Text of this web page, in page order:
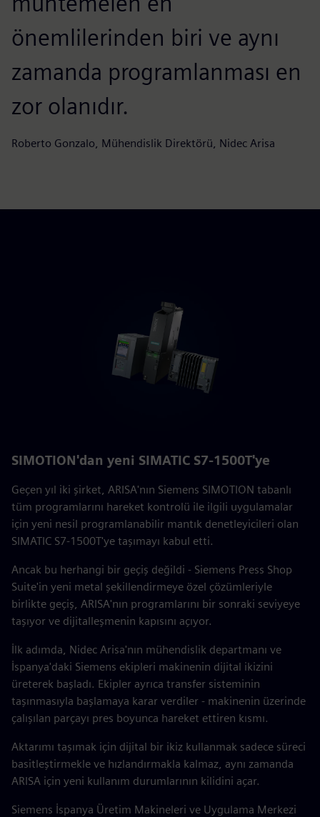
önemlilerinden biri ve aynı
zamanda programlanması en
zor olanıdır.
Roberto Gonzalo, Mühendislik Direktörü, Nidec Arisa
SIMOTION'dan yeni SIMATIC S7-1500T'ye
Geçen yıl iki şirket, ARISA'nın Siemens SIMOTION tabanlı
tüm programlarını hareket kontrolü ile ilgili uygulamalar
için yeni nesil programlanabilir mantık denetleyicileri olan
SIMATIC S7-1500T'ye taşımayı kabul etti.
Ancak bu herhangi bir geçiş değildi - Siemens Press Shop
Suite'in yeni metal şekillendirmeye özel çözümleriyle
birlikte geçiş, ARISA'nın programlarını bir sonraki seviyeye
taşıyor ve dijitalleşmenin kapısını açıyor.
İlk adımda, Nidec Arisa'nın mühendislik departmanı ve
İspanya'daki Siemens ekipleri makinenin dijital ikizini
üreterek başladı. Ekipler ayrıca transfer sisteminin
taşınmasıyla başlamaya karar verdiler - makinenin üzerinde
çalışılan parçayı pres boyunca hareket ettiren kısmı.
Aktarımı taşımak için dijital bir ikiz kullanmak sadece süreci
basitleştirmekle ve hızlandırmakla kalmaz, aynı zamanda
ARISA için yeni kullanım durumlarının kilidini açar.
Siemens İspanya Üretim Makineleri ve Uygulama Merkezi